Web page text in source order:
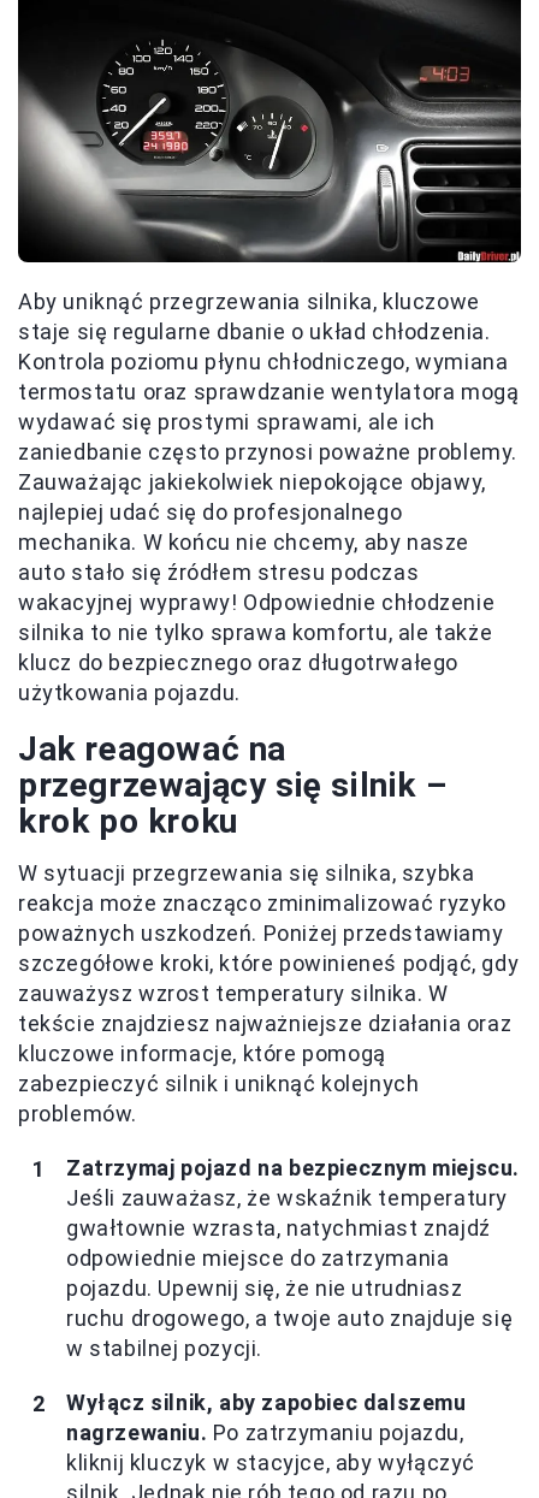
Aby uniknąć przegrzewania silnika, kluczowe
staje się regularne dbanie o układ chłodzenia.
Kontrola poziomu płynu chłodniczego, wymiana
termostatu oraz sprawdzanie wentylatora mogą
wydawać się prostymi sprawami, ale ich
zaniedbanie często przynosi poważne problemy.
Zauważając jakiekolwiek niepokojące objawy,
najlepiej udać się do profesjonalnego
mechanika. W końcu nie chcemy, aby nasze
auto stało się źródłem stresu podczas
wakacyjnej wyprawy! Odpowiednie chłodzenie
silnika to nie tylko sprawa komfortu, ale także
klucz do bezpiecznego oraz długotrwałego
użytkowania pojazdu.
Jak reagować na
przegrzewający się silnik –
krok po kroku
W sytuacji przegrzewania się silnika, szybka
reakcja może znacząco zminimalizować ryzyko
poważnych uszkodzeń. Poniżej przedstawiamy
szczegółowe kroki, które powinieneś podjąć, gdy
zauważysz wzrost temperatury silnika. W
tekście znajdziesz najważniejsze działania oraz
kluczowe informacje, które pomogą
zabezpieczyć silnik i uniknąć kolejnych
problemów.
Zatrzymaj pojazd na bezpiecznym miejscu.
Jeśli zauważasz, że wskaźnik temperatury
gwałtownie wzrasta, natychmiast znajdź
odpowiednie miejsce do zatrzymania
pojazdu. Upewnij się, że nie utrudniasz
ruchu drogowego, a twoje auto znajduje się
w stabilnej pozycji.
Wyłącz silnik, aby zapobiec dalszemu
nagrzewaniu. Po zatrzymaniu pojazdu,
kliknij kluczyk w stacyjce, aby wyłączyć
silnik. Jednak nie rób tego od razu po